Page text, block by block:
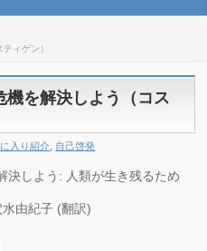
ィゲン）
機を解決しよう（コス
入り紹介 自己啓発
決しよう: 人類が生き残るため
由紀子 (翻訳)